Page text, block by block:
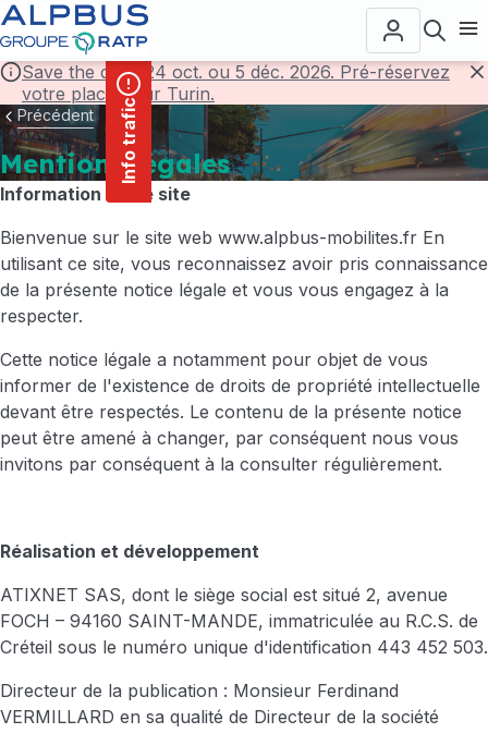
principal
Save the date! 24 oct. ou 5 déc. 2026. Pré-réservez
votre place pour Turin.
Info trafic
Précédent
Mentions légales
Information sur le site
Bienvenue sur le site web www.alpbus-mobilites.fr En
utilisant ce site, vous reconnaissez avoir pris connaissance
de la présente notice légale et vous vous engagez à la
respecter.
Cette notice légale a notamment pour objet de vous
informer de l'existence de droits de propriété intellectuelle
devant être respectés. Le contenu de la présente notice
peut être amené à changer, par conséquent nous vous
invitons par conséquent à la consulter régulièrement.
Réalisation et développement
ATIXNET SAS, dont le siège social est situé 2, avenue
FOCH – 94160 SAINT-MANDE, immatriculée au R.C.S. de
Créteil sous le numéro unique d'identification 443 452 503.
Directeur de la publication : Monsieur Ferdinand
VERMILLARD en sa qualité de Directeur de la société
Panneau de gestion des cookies